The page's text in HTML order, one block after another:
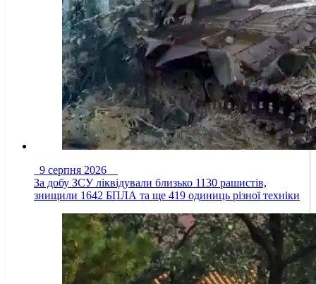
9 серпня 2026
За добу ЗСУ ліквідували близько 1130 рашистів,
знищили 1642 БПЛА та ще 419 одиниць різної техніки